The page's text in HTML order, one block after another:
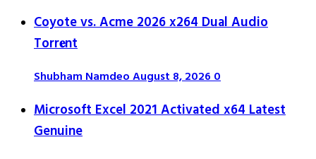
Coyote vs. Acme 2026 x264 Dual Audio
Torr𝐞nt
Shubham NamdeoAugust 8, 20260
Microsoft Excel 2021 Activated x64 Latest
Genuine